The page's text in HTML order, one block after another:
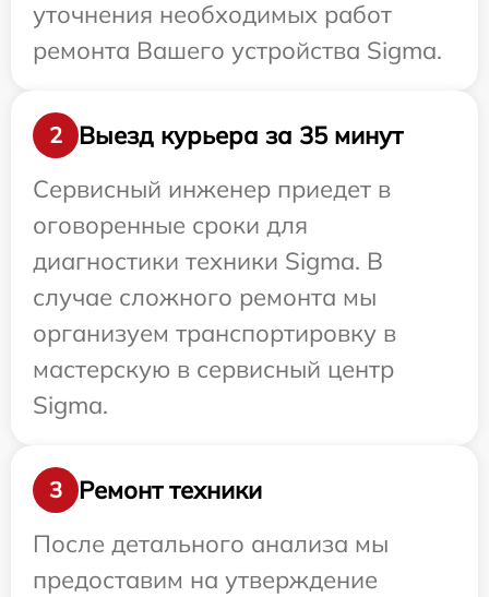
уточнения необходимых работ
ремонта Вашего устройства Sigma.
2
Выезд курьера за 35 минут
Сервисный инженер приедет в
оговоренные сроки для
диагностики техники Sigma. В
случае сложного ремонта мы
организуем транспортировку в
мастерскую в сервисный центр
Sigma.
3
Ремонт техники
После детального анализа мы
предоставим на утверждение